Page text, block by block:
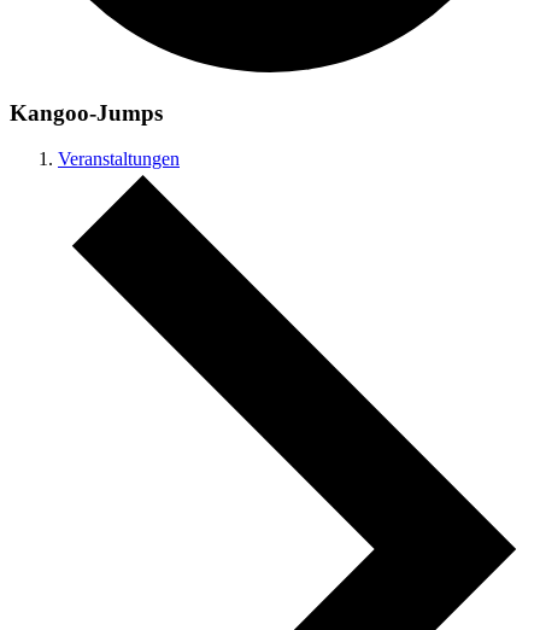
Kangoo-Jumps
Veranstaltungen